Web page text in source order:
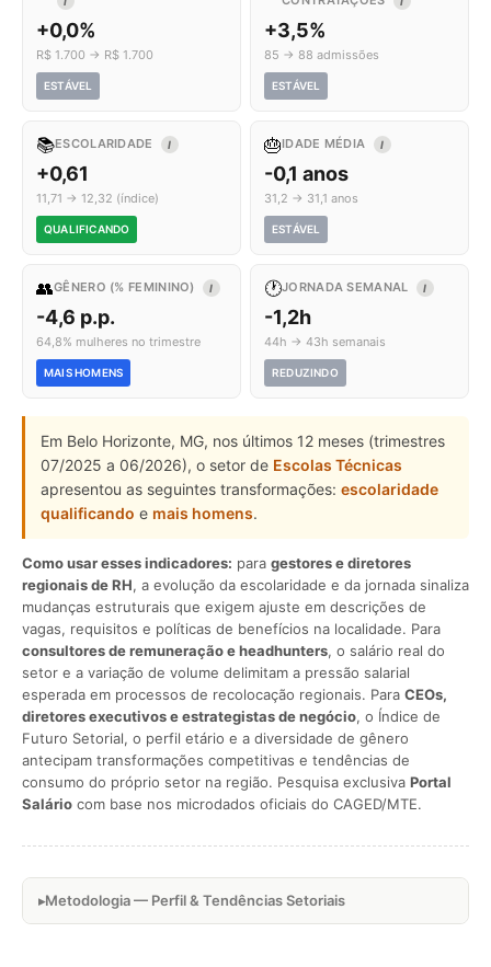
+0,0%
R$ 1.700 → R$ 1.700
ESTÁVEL
+3,5%
85 → 88 admissões
ESTÁVEL
📚ESCOLARIDADE I
+0,61
11,71 → 12,32 (índice)
QUALIFICANDO
🎂IDADE MÉDIA I
-0,1 anos
31,2 → 31,1 anos
ESTÁVEL
👥GÊNERO (% FEMININO) I
-4,6 p.p.
64,8% mulheres no trimestre
MAIS HOMENS
🕐JORNADA SEMANAL I
-1,2h
44h → 43h semanais
REDUZINDO
Em Belo Horizonte, MG, nos últimos 12 meses (trimestres
07/2025 a 06/2026), o setor de Escolas Técnicas
apresentou as seguintes transformações: escolaridade
qualificando e mais homens.
Como usar esses indicadores: para gestores e diretores
regionais de RH, a evolução da escolaridade e da jornada sinaliza
mudanças estruturais que exigem ajuste em descrições de
vagas, requisitos e políticas de benefícios na localidade. Para
consultores de remuneração e headhunters, o salário real do
setor e a variação de volume delimitam a pressão salarial
esperada em processos de recolocação regionais. Para CEOs,
diretores executivos e estrategistas de negócio, o Índice de
Futuro Setorial, o perfil etário e a diversidade de gênero
antecipam transformações competitivas e tendências de
consumo do próprio setor na região. Pesquisa exclusiva Portal
Salário com base nos microdados oficiais do CAGED/MTE.
Metodologia — Perfil & Tendências Setoriais